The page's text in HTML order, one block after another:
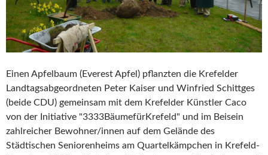
Einen Apfelbaum (Everest Apfel) pflanzten die Krefelder
Landtagsabgeordneten Peter Kaiser und Winfried Schittges
(beide CDU) gemeinsam mit dem Krefelder Künstler Caco
von der Initiative "3333BäumefürKrefeld" und im Beisein
zahlreicher Bewohner/innen auf dem Gelände des
Städtischen Seniorenheims am Quartelkämpchen in Krefeld-